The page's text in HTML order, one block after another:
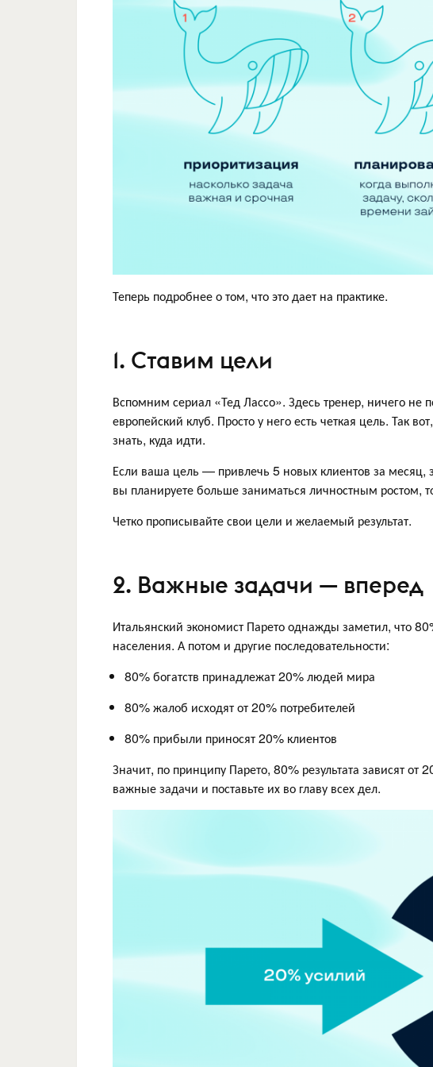
Теперь подробнее о том, что это дает на практике.
1. Ставим цели
Вспомним сериал «Тед Лассо». Здесь тренер, ничего
европейский клуб. Просто у него есть четкая цель. Так
знать, куда идти.
Если ваша цель — привлечь 5 новых клиентов за месяц,
вы планируете больше заниматься личностным ростом,
Четко прописывайте свои цели и желаемый результат.
2. Важные задачи — вперед
Итальянский экономист Парето однажды заметил, что
населения. А потом и другие последовательности:
80% богатств принадлежат 20% людей мира
80% жалоб исходят от 20% потребителей
80% прибыли приносят 20% клиентов
Значит, по принципу Парето, 80% результата зависят
важные задачи и поставьте их во главу всех дел.